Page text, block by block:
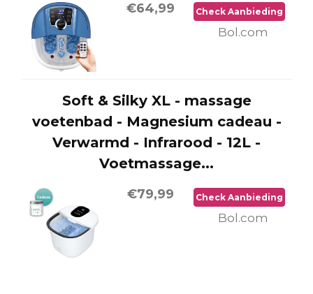
€64,99 Check Aanbieding
Bol.com
Soft & Silky XL - massage
voetenbad - Magnesium cadeau -
Verwarmd - Infrarood - 12L -
Voetmassage...
€79,99 Check Aanbieding
Bol.com